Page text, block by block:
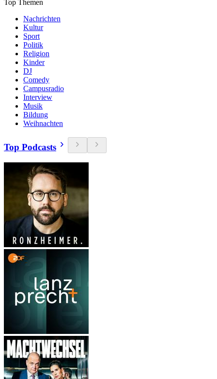
Top Themen
Nachrichten
Kultur
Sport
Politik
Religion
Kinder
DJ
Comedy
Campusradio
Interview
Musik
Bildung
Weihnachten
Top Podcasts